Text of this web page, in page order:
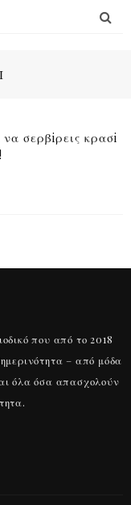
σερβiρεις κρασi
που από το 2018
– από μόδα
όλα όσα απασχολούν